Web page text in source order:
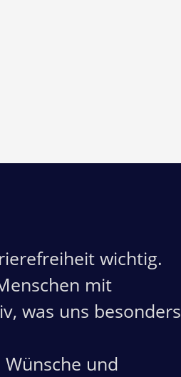
wichtig.
mit
was uns besonders
und